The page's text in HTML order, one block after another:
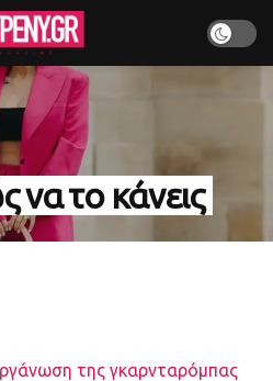
να το κάνεις
της γκαρνταρόμπας